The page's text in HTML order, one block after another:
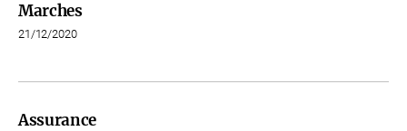
Marches
21/12/2020
Assurance